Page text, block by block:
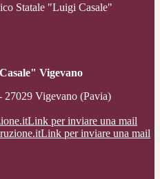
Statale "Luigi Casale"
Vigevano
Vigevano (Pavia)
Link per inviare una mail
Link per inviare una mail